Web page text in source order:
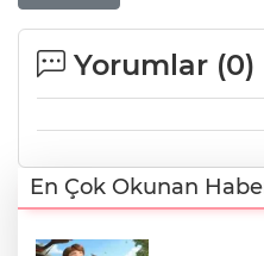
Yorumlar (0)
En Çok Okunan